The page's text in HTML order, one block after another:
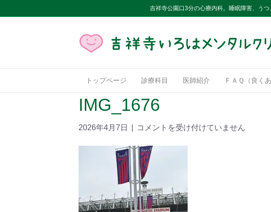
吉祥寺公園口3分の心療内科。睡眠障害、う
トップページ 診療科目 医師紹介 ＦＡＱ（良く
IMG_1676
2026年4月7日 コメントを受け付けていません